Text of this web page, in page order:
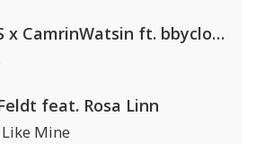
BL3SS x CamrinWatsin ft. bbyclose
feat. Rosa Linn
Mine